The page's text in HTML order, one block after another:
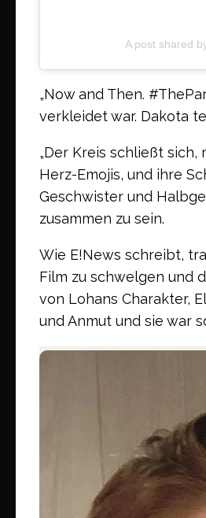
A post shared
„Now and Then.
verkleidet war. Dakota
„Der Kreis schließt
Herz-Emojis, und ihre
Geschwister und
zusammen zu sein.
Wie E!News schreibt,
Film zu schwelgen und
von Lohans Charakter,
und Anmut und sie war